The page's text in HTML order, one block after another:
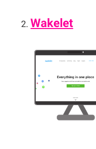
Wakelet